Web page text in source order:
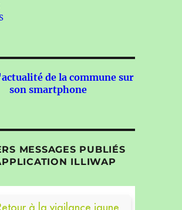
de la commune sur
son smartphone
MESSAGES PUBLIÉS
ILLIWAP